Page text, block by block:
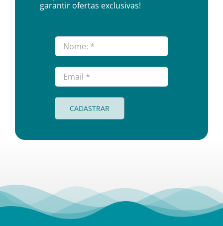
garantir ofertas exclusivas!
CADASTRAR